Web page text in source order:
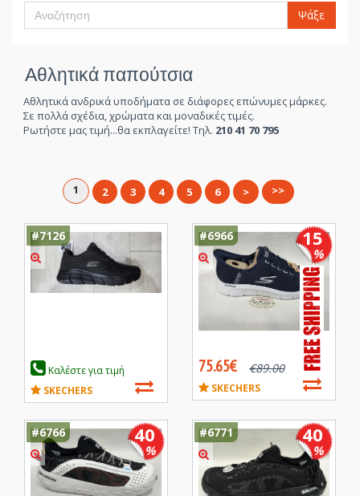
Ψάξε
Αθλητικά παπούτσια
Αθλητικά ανδρικά υποδήματα σε διάφορες επώνυμες μάρκες.
Σε πολλά σχέδια, χρώματα και μοναδικές τιμές.
Ρωτήστε μας τιμή...θα εκπλαγείτε! Τηλ. 210 41 70 795
1 2 3 4 5 6 > >>
Καλέστε για τιμή
SKECHERS
#7126
75.65€ €89.00
SKECHERS
#6966 15
%
#6766 40
%
#6771 40
%